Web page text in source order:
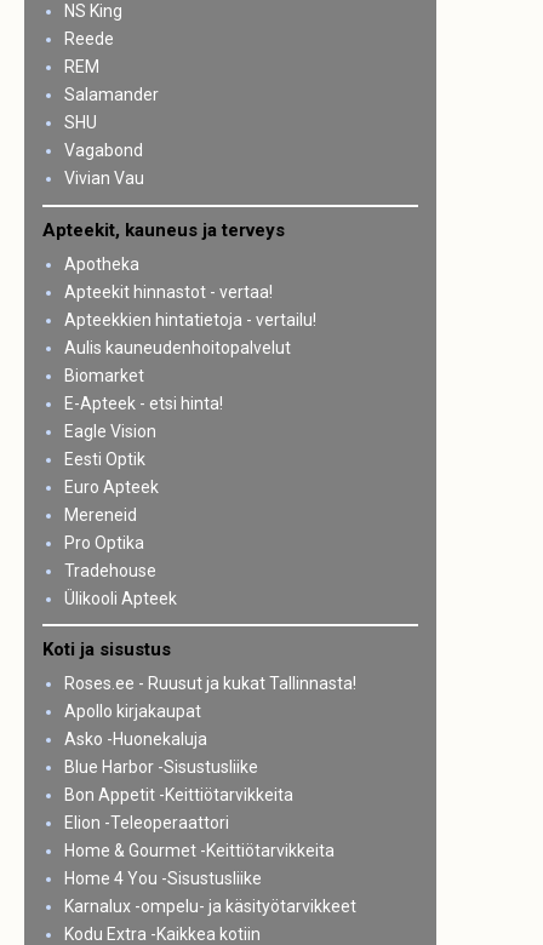
NS King
Reede
REM
Salamander
SHU
Vagabond
Vivian Vau
Apteekit, kauneus ja terveys
Apotheka
Apteekit hinnastot - vertaa!
Apteekkien hintatietoja - vertailu!
Aulis kauneudenhoitopalvelut
Biomarket
E-Apteek - etsi hinta!
Eagle Vision
Eesti Optik
Euro Apteek
Mereneid
Pro Optika
Tradehouse
Ülikooli Apteek
Koti ja sisustus
Roses.ee - Ruusut ja kukat Tallinnasta!
Apollo kirjakaupat
Asko -Huonekaluja
Blue Harbor -Sisustusliike
Bon Appetit -Keittiötarvikkeita
Elion -Teleoperaattori
Home & Gourmet -Keittiötarvikkeita
Home 4 You -Sisustusliike
Karnalux -ompelu- ja käsityötarvikkeet
Kodu Extra -Kaikkea kotiin